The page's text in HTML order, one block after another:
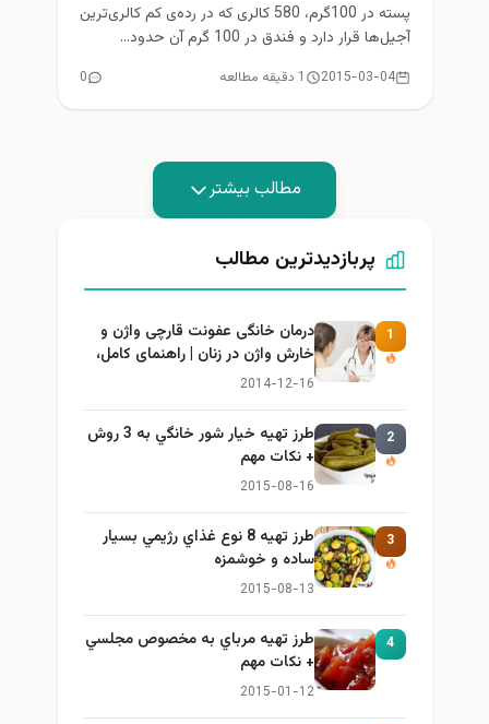
پسته در 100گرم، 580 کالری که در رده‌ی کم کالری‌ترین
آجیل‌ها قرار دارد و فندق در 100 گرم آن حدود...
2015-03-04 1 دقیقه مطالعه 0
مطالب بیشتر
پربازدیدترین مطالب
1
درمان خانگی عفونت قارچی واژن و
خارش واژن در زنان | راهنمای کامل،
ایمن و کاربردی
2014-12-16
2
طرز تهيه خیار شور خانگي به 3 روش
+ نكات مهم
2015-08-16
3
طرز تهيه 8 نوع غذاي رژيمي بسيار
ساده و خوشمزه
2015-08-13
4
طرز تهيه مرباي به مخصوص مجلسي
+ نكات مهم
2015-01-12